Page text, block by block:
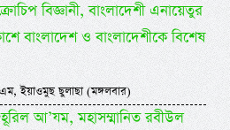
বিজ্ঞানী, বাংলাদেশী এনায়েতুর
বাংলাদেশ ও বাংলাদেশীকে বিশেষ
ইয়াওমুছ ছুলাছা (মঙ্গলবার)
আ’যম, মহাসম্মানিত রবীউল